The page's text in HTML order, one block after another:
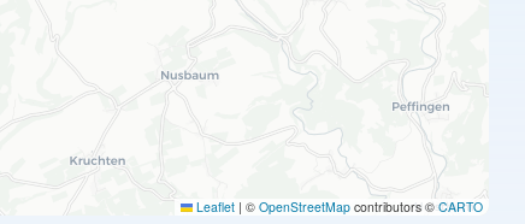
Leaflet | © OpenStreetMap contributors © CARTO